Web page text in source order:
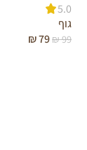
5.0
גוף
₪99
₪79